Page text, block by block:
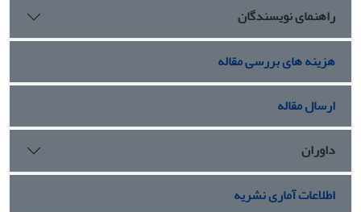
راهنمای نویسندگان
هزینه های بررسی مقاله
ارسال مقاله
داوران
اطلاعات آماری نشریه